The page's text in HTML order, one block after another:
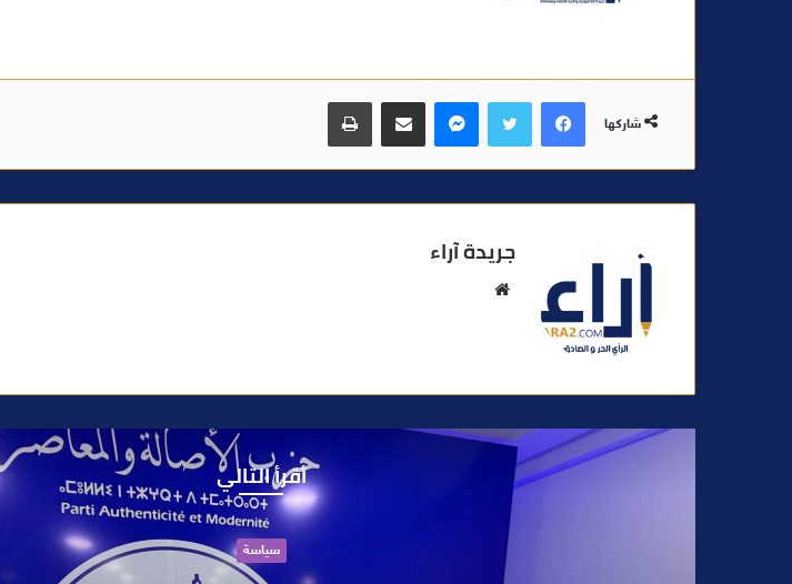
شاركها
فيسبوك
جريدة آراء
ا
و
أقرأ التالي
حوادث